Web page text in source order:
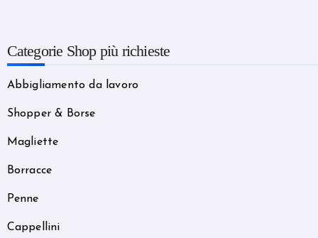
Categorie Shop più richieste
Abbigliamento da lavoro
Shopper & Borse
Magliette
Borracce
Penne
Cappellini